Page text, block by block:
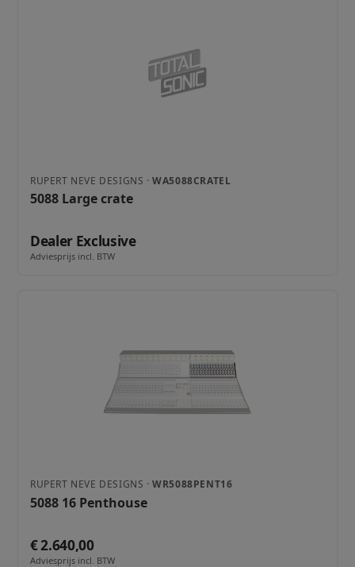
RUPERT NEVE DESIGNS ·WA5088CRATEL
5088 Large crate
Dealer Exclusive
Adviesprijs incl. BTW
RUPERT NEVE DESIGNS ·WR5088PENT16
5088 16 Penthouse
€ 2.640,00
Adviesprijs incl. BTW